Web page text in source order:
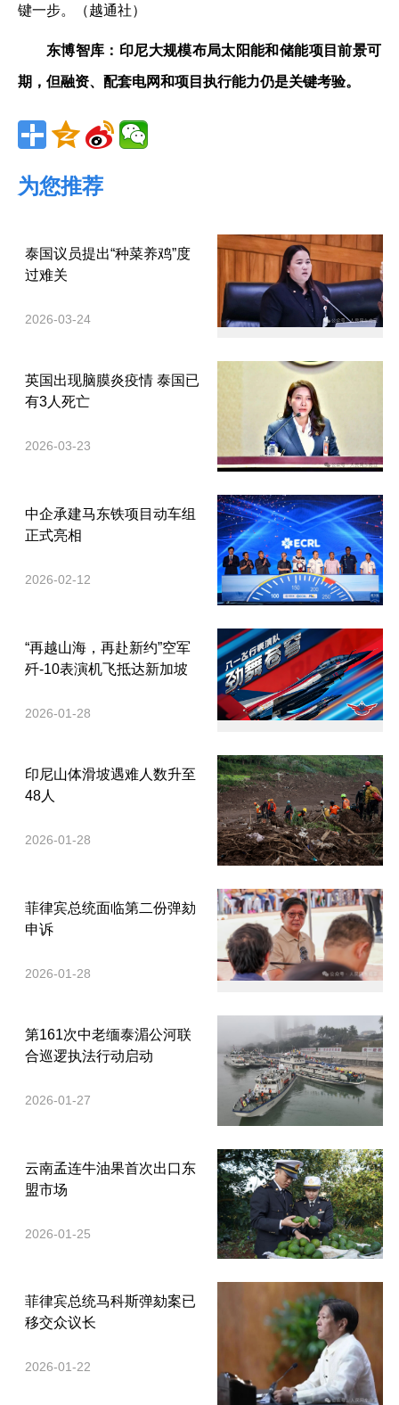
键一步。（越通社）
东博智库：印尼大规模布局太阳能和储能项目前景可
期，但融资、配套电网和项目执行能力仍是关键考验。
为您推荐
泰国议员提出“种菜养鸡”度
过难关
2026-03-24
英国出现脑膜炎疫情 泰国已
有3人死亡
2026-03-23
中企承建马东铁项目动车组
正式亮相
2026-02-12
“再越山海，再赴新约”空军
歼-10表演机飞抵达新加坡
2026-01-28
印尼山体滑坡遇难人数升至
48人
2026-01-28
菲律宾总统面临第二份弹劾
申诉
2026-01-28
第161次中老缅泰湄公河联
合巡逻执法行动启动
2026-01-27
云南孟连牛油果首次出口东
盟市场
2026-01-25
菲律宾总统马科斯弹劾案已
移交众议长
2026-01-22